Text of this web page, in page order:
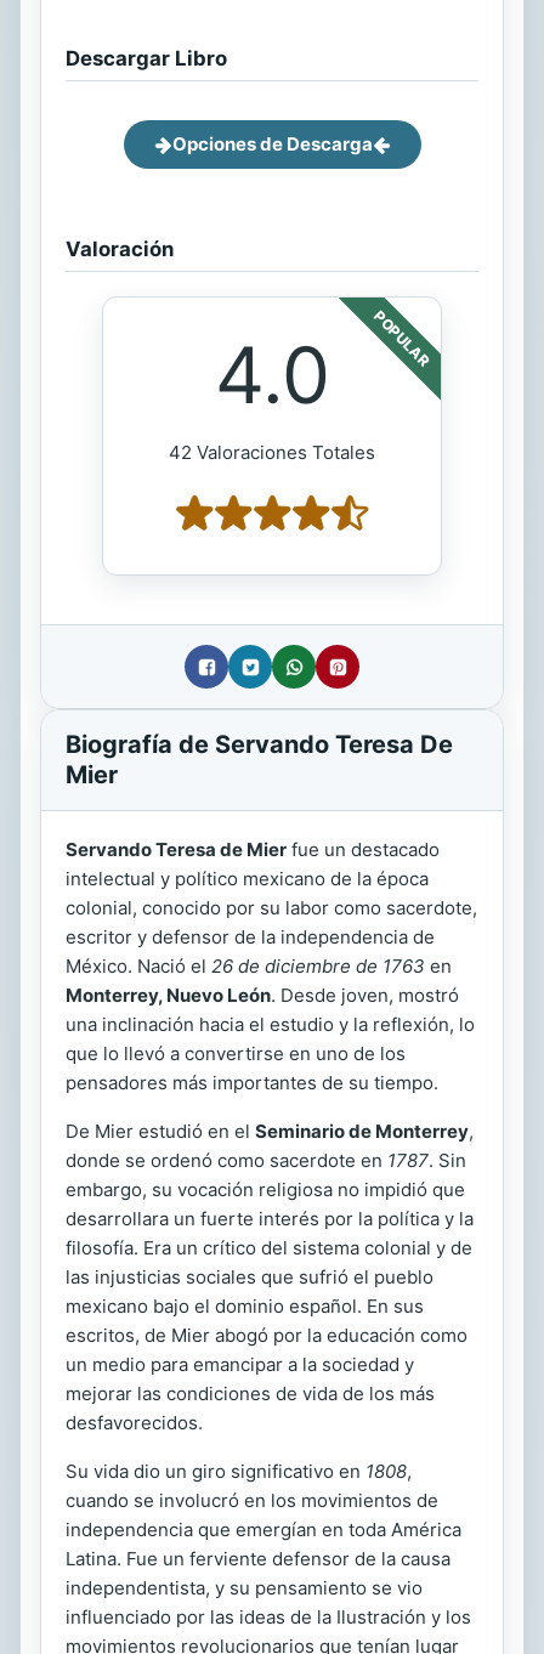
Descargar Libro
Opciones de Descarga
Valoración
POPULAR
4.0
42 Valoraciones Totales
Biografía de Servando Teresa De
Mier
Servando Teresa de Mier fue un destacado
intelectual y político mexicano de la época
colonial, conocido por su labor como sacerdote,
escritor y defensor de la independencia de
México. Nació el 26 de diciembre de 1763 en
Monterrey, Nuevo León. Desde joven, mostró
una inclinación hacia el estudio y la reflexión, lo
que lo llevó a convertirse en uno de los
pensadores más importantes de su tiempo.
De Mier estudió en el Seminario de Monterrey,
donde se ordenó como sacerdote en 1787. Sin
embargo, su vocación religiosa no impidió que
desarrollara un fuerte interés por la política y la
filosofía. Era un crítico del sistema colonial y de
las injusticias sociales que sufrió el pueblo
mexicano bajo el dominio español. En sus
escritos, de Mier abogó por la educación como
un medio para emancipar a la sociedad y
mejorar las condiciones de vida de los más
desfavorecidos.
Su vida dio un giro significativo en 1808,
cuando se involucró en los movimientos de
independencia que emergían en toda América
Latina. Fue un ferviente defensor de la causa
independentista, y su pensamiento se vio
influenciado por las ideas de la Ilustración y los
movimientos revolucionarios que tenían lugar